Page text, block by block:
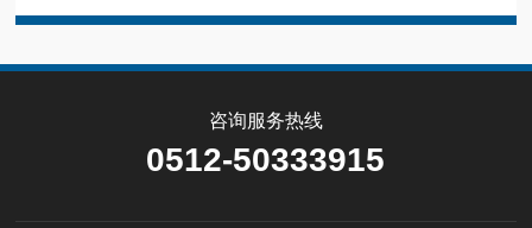
咨询服务热线
0512-50333915